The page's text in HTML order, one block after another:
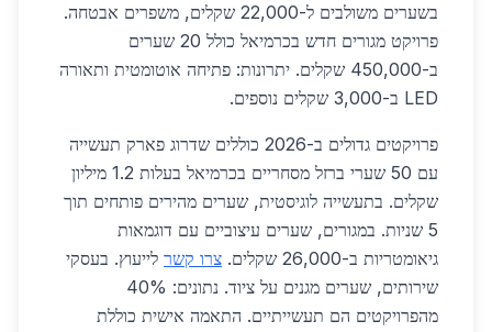
בשערים משולבים ל-22,000 שקלים, משפרים אבטחה.
פרויקט מגורים חדש בכרמיאל כולל 20 שערים
ב-450,000 שקלים. יתרונות: פתיחה אוטומטית ותאורה
LED ב-3,000 שקלים נוספים.
פרויקטים גדולים ב-2026 כוללים שדרוג פארק תעשייה
עם 50 שערי ברזל מסחריים בכרמיאל בעלות 1.2 מיליון
שקלים. בתעשייה לוגיסטית, שערים מהירים פותחים תוך
5 שניות. במגורים, שערים עיצוביים עם דוגמאות
גיאומטריות ב-26,000 שקלים.
צרו קשר לייעוץ. בעסקי
שירותים, שערים מגנים על ציוד. נתונים: 40%
מהפרויקטים הם תעשייתיים. התאמה אישית כוללת